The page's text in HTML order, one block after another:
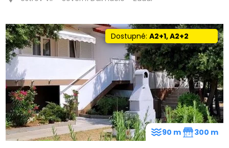
Dostupné:A2+1, A2+2
90 m 300 m